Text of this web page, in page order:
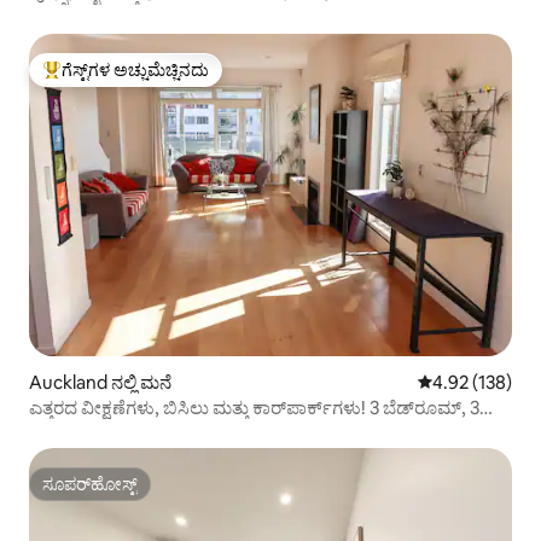
ಗೆಸ್ಟ್‌ಗಳಿಗೆ ಅತಿ ಹೆಚ್ಚು ಅಚ್ಚುಮೆಚ್ಚಿನದು
ಗೆಸ್ಟ್‌ಗಳ ಅಚ್ಚುಮೆಚ್ಚಿನದು
Auckland ನಲ್ಲಿ ಮನೆ 5 ರಲ್ಲಿ 4.92
4.92 (138)
ಎತ್ತರದ ವೀಕ್ಷಣೆಗಳು, ಬಿಸಿಲು ಮತ್ತು ಕಾರ್‌ಪಾರ್ಕ್‌ಗಳು! 3 ಬೆಡ್‌ರೂಮ್, 3
ಸೂಪರ್‌ಹೋಸ್ಟ್
ಸೂಪರ್‌ಹೋಸ್ಟ್